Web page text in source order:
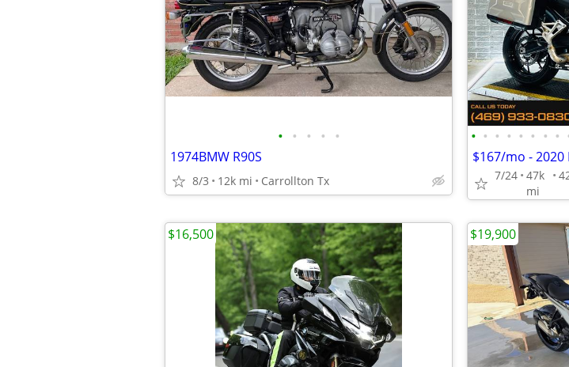
• • • • •
1974BMW R90S
8/3 12k mi Carrollton Tx
• • • • • • • •
$167/mo - 2020
7/24 47k
mi
$16,500 $19,900